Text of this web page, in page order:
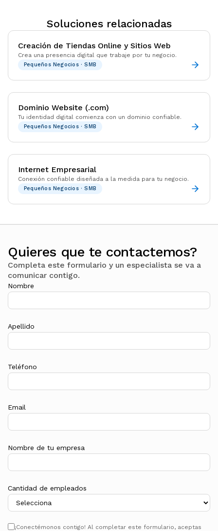
Soluciones relacionadas
Creación de Tiendas Online y Sitios Web
Crea una presencia digital que trabaje por tu negocio.
Pequeños Negocios · SMB
Dominio Website (.com)
Tu identidad digital comienza con un dominio confiable.
Pequeños Negocios · SMB
Internet Empresarial
Conexión confiable diseñada a la medida para tu negocio.
Pequeños Negocios · SMB
Quieres que te contactemos?
Completa este formulario y un especialista se va a
comunicar contigo.
Nombre
Apellido
Teléfono
Email
Nombre de tu empresa
Cantidad de empleados
¡Conectémonos contigo! Al completar este formulario, aceptas